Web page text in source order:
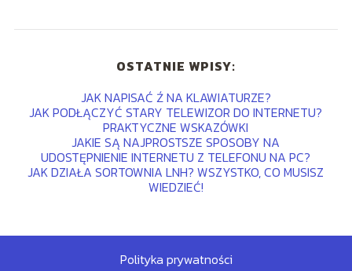
OSTATNIE WPISY:
JAK NAPISAĆ Ź NA KLAWIATURZE?
JAK PODŁĄCZYĆ STARY TELEWIZOR DO INTERNETU?
PRAKTYCZNE WSKAZÓWKI
JAKIE SĄ NAJPROSTSZE SPOSOBY NA
UDOSTĘPNIENIE INTERNETU Z TELEFONU NA PC?
JAK DZIAŁA SORTOWNIA LNH? WSZYSTKO, CO MUSISZ
WIEDZIEĆ!
Polityka prywatności